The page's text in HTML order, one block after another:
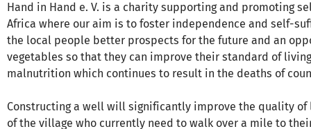
Hand in Hand e. V. is a charity supporting and promoting
Africa where our aim is to foster independence and self-
the local people better prospects for the future and an
vegetables so that they can improve their standard of
malnutrition which continues to result in the deaths of
Constructing a well will significantly improve the quality
of the village who currently need to walk over a mile to